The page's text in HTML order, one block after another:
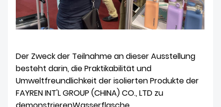
Der Zweck der Teilnahme an dieser Ausstellung
besteht darin, die Praktikabilität und
Umweltfreundlichkeit der isolierten Produkte der
FAYREN INT'L GROUP (CHINA) CO., LTD zu